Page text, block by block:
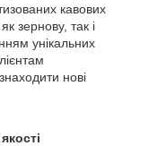
кавових
зернову, так і
унікальних
нові